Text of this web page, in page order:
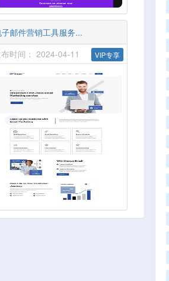
子邮件营销工具服务...
时间： 2024-04-11
VIP专享